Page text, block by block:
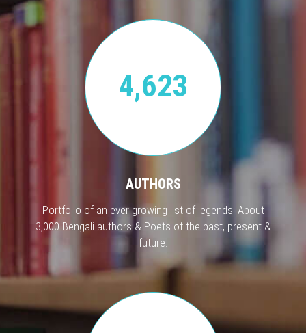
4,623
AUTHORS
Portfolio of an ever growing list of legends. About
3,000 Bengali authors & Poets of the past, present &
future.